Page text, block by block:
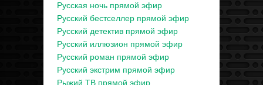
Русская ночь прямой эфир
Русский бестселлер прямой эфир
Русский детектив прямой эфир
Русский иллюзион прямой эфир
Русский роман прямой эфир
Русский экстрим прямой эфир
Рыжий ТВ прямой эфир